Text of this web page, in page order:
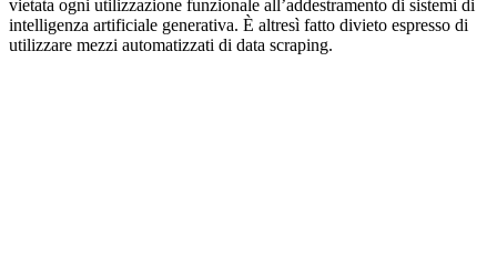
vietata ogni utilizzazione funzionale all’addestramento di sistemi di
intelligenza artificiale generativa. È altresì fatto divieto espresso di
utilizzare mezzi automatizzati di data scraping.